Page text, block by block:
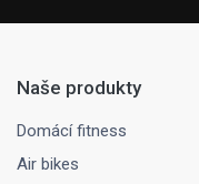
Naše produkty
Domácí fitness
Air bikes